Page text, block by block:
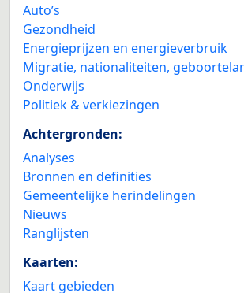
Auto’s
Gezondheid
Energieprijzen en energieverbruik
Migratie, nationaliteiten,
Onderwijs
Politiek & verkiezingen
Achtergronden:
Analyses
Bronnen en definities
Gemeentelijke herindelingen
Nieuws
Ranglijsten
Kaarten:
Kaart gebieden